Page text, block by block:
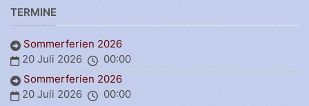
TERMINE
Sommerferien 2026
20 Juli 2026
00:00
Sommerferien 2026
20 Juli 2026
00:00